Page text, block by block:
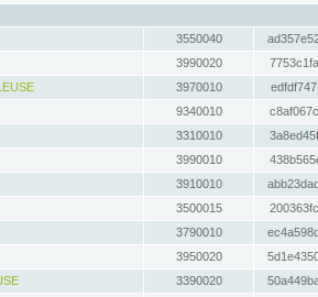
3550040
3990020
3970010
9340010
3310010
3990010
3910010
3500015
3790010
3950020
3390020